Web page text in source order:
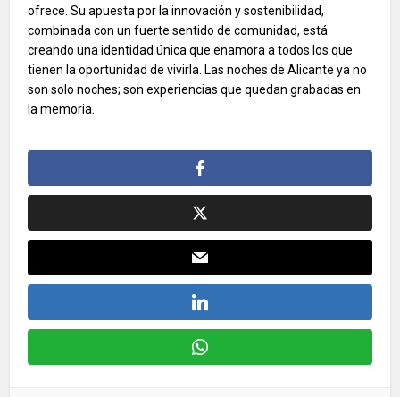
ofrece. Su apuesta por la innovación y sostenibilidad,
combinada con un fuerte sentido de comunidad, está
creando una identidad única que enamora a todos los que
tienen la oportunidad de vivirla. Las noches de Alicante ya no
son solo noches; son experiencias que quedan grabadas en
la memoria.